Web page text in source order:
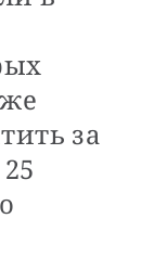
за